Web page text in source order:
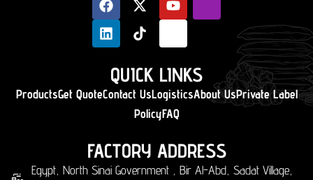
QUICK LINKS
ProductsGet QuoteContact UsLogisticsAbout UsPrivate Label
PolicyFAQ
FACTORY ADDRESS
Egypt, North Sinai Government , Bir Al-Abd, Sadat Village,